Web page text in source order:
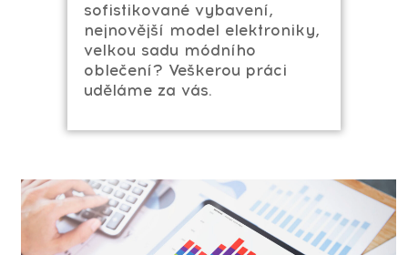
sofistikované vybavení,
nejnovější model elektroniky,
velkou sadu módního
oblečení? Veškerou práci
uděláme za vás.